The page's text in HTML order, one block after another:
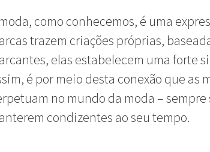
como conhecemos, é uma
trazem criações próprias,
elas estabelecem uma forte
é por meio desta conexão que as
no mundo da moda –
condizentes ao seu tempo.